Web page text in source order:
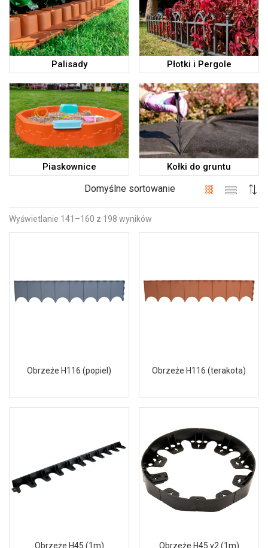
Palisady Płotki i Pergole
Piaskownice Kołki do gruntu
Wyświetlanie 141–160 z 198 wyników
Domyślne sortowanie
Obrzeże H116 (popiel) Obrzeże H116 (terakota)
Obrzeże H45 (1m) Obrzeże H45 v2 (1m)